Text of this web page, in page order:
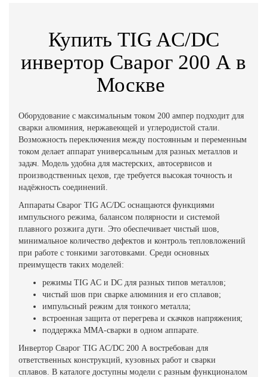
Купить TIG AC/DC
инвертор Сварог 200 А в
Москве
Оборудование с максимальным током 200 ампер подходит для
сварки алюминия, нержавеющей и углеродистой стали.
Возможность переключения между постоянным и переменным
током делает аппарат универсальным для разных металлов и
задач. Модель удобна для мастерских, автосервисов и
производственных цехов, где требуется высокая точность и
надёжность соединений.
Аппараты Сварог TIG AC/DC оснащаются функциями
импульсного режима, балансом полярности и системой
плавного розжига дуги. Это обеспечивает чистый шов,
минимальное количество дефектов и контроль тепловложений
при работе с тонкими заготовками. Среди основных
преимуществ таких моделей:
режимы TIG AC и DC для разных типов металлов;
чистый шов при сварке алюминия и его сплавов;
импульсный режим для тонкого металла;
встроенная защита от перегрева и скачков напряжения;
поддержка MMA-сварки в одном аппарате.
Инвертор Сварог TIG AC/DC 200 А востребован для
ответственных конструкций, кузовных работ и сварки
сплавов. В каталоге доступны модели с разным функционалом